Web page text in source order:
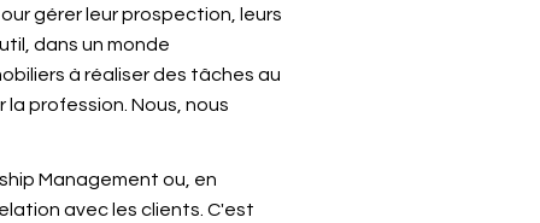
gérer leur prospection, leurs
dans un monde
à réaliser des tâches au
profession. Nous, nous
Management ou, en
avec les clients. C'est